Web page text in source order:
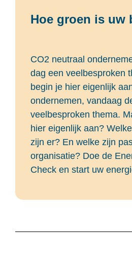
Hoe groen is uw
CO2 neutraal
dag een veelbesproken
begin je hier eigenlijk
ondernemen, vandaag
veelbesproken thema.
hier eigenlijk aan?
zijn er? En welke zijn
organisatie? Doe de
Check en start uw